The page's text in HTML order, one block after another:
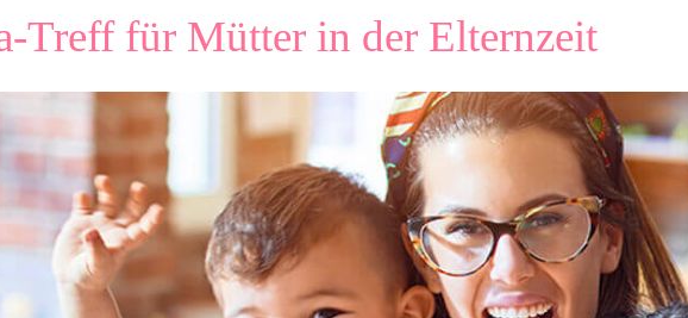
Treff für Mütter in der Elternzeit